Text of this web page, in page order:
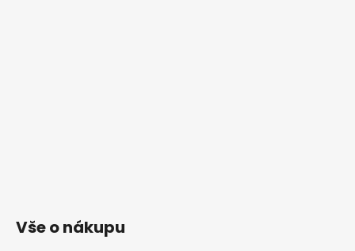
Vše o nákupu